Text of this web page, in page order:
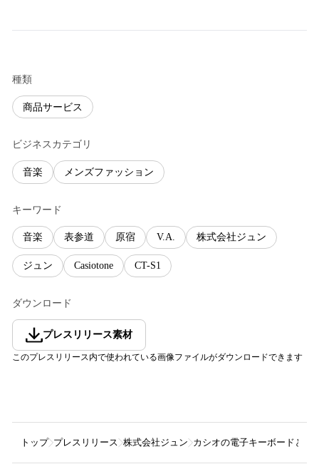
種類
商品サービス
ビジネスカテゴリ
音楽 メンズファッション
キーワード
音楽 表参道 原宿 V.A. 株式会社ジュン
ジュン Casiotone CT-S1
ダウンロード
プレスリリース素材
このプレスリリース内で使われている画像ファイルがダウンロードできます
トップ プレスリリース 株式会社ジュン カシオの電子キーボードと